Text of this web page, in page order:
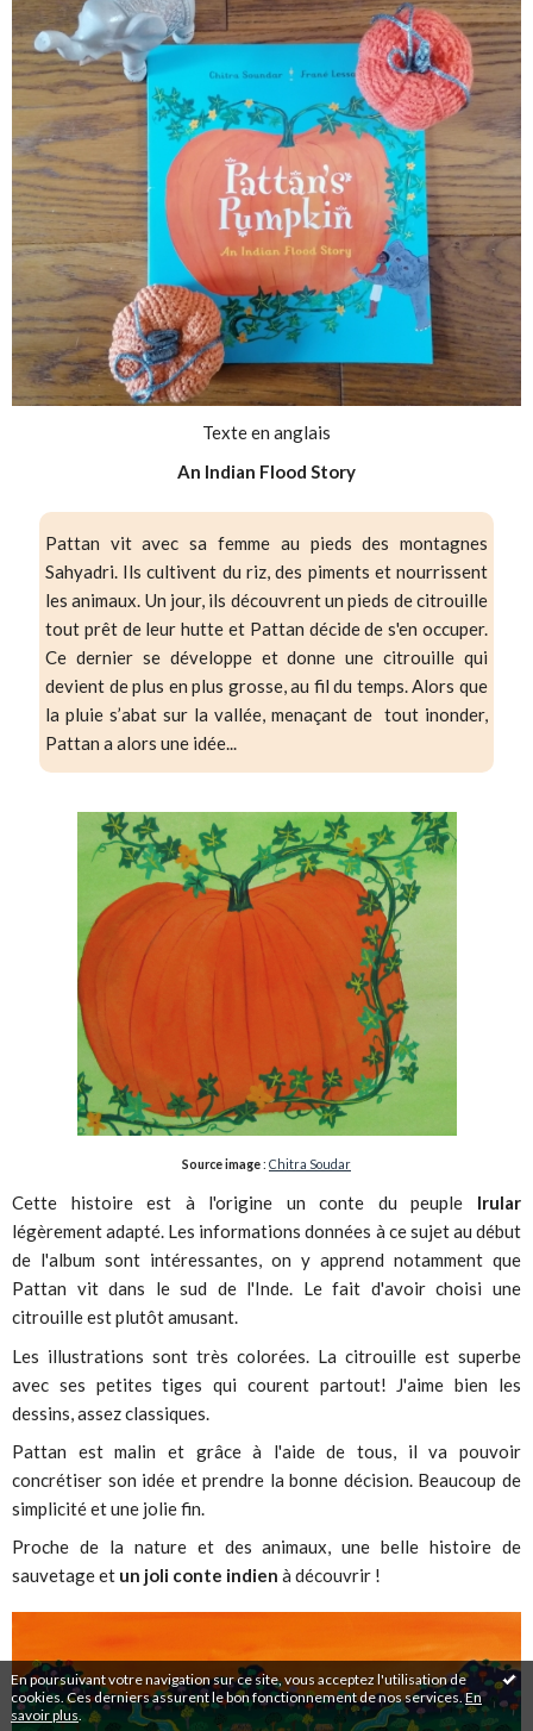
En poursuivant votre navigation sur ce site, vous acceptez l'utilisation de
cookies. Ces derniers assurent le bon fonctionnement de nos services.En
savoir plus.
Texte en anglais
An Indian Flood Story
Pattan vit avec sa femme au pieds des montagnes
Sahyadri. Ils cultivent du riz, des piments et nourrissent
les animaux. Un jour, ils découvrent un pieds de citrouille
tout prêt de leur hutte et Pattan décide de s'en occuper.
Ce dernier se développe et donne une citrouille qui
devient de plus en plus grosse, au fil du temps. Alors que
la pluie s’abat sur la vallée, menaçant de tout inonder,
Pattan a alors une idée...
Source image: Chitra Soudar
Cette histoire est à l'origine un conte du peuple Irular
légèrement adapté. Les informations données à ce sujet au début
de l'album sont intéressantes, on y apprend notamment que
Pattan vit dans le sud de l'Inde. Le fait d'avoir choisi une
citrouille est plutôt amusant.
Les illustrations sont très colorées. La citrouille est superbe
avec ses petites tiges qui courent partout! J'aime bien les
dessins, assez classiques.
Pattan est malin et grâce à l'aide de tous, il va pouvoir
concrétiser son idée et prendre la bonne décision. Beaucoup de
simplicité et une jolie fin.
Proche de la nature et des animaux, une belle histoire de
sauvetage et un joli conte indien à découvrir !